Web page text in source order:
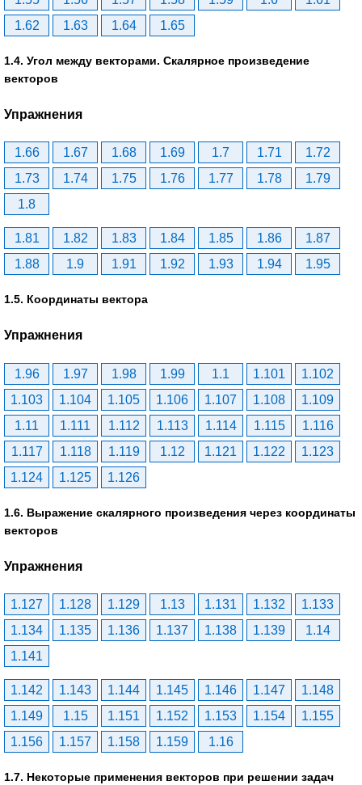
1.62
1.63 1.64 1.65
1.4. Угол между векторами. Скалярное произведение
векторов
Упражнения
1.66 1.67 1.68 1.69 1.7 1.71
1.72
1.73
1.74 1.75 1.76 1.77 1.78
1.79
1.8
1.81 1.82 1.83 1.84 1.85 1.86
1.87
1.88
1.9 1.91 1.92 1.93 1.94 1.95
1.5. Координаты вектора
Упражнения
1.96 1.97 1.98 1.99 1.1 1.101
1.102
1.103
1.104 1.105 1.106 1.107 1.108
1.109
1.11
1.111 1.112 1.113 1.114 1.115
1.116
1.117
1.118 1.119 1.12 1.121 1.122
1.123
1.124
1.125 1.126
1.6. Выражение скалярного произведения через координаты
векторов
Упражнения
1.127 1.128 1.129 1.13 1.131 1.132
1.133
1.134
1.135 1.136 1.137 1.138 1.139
1.14
1.141
1.142 1.143 1.144 1.145 1.146 1.147
1.148
1.149
1.15 1.151 1.152 1.153 1.154
1.155
1.156
1.157 1.158 1.159 1.16
1.7. Некоторые применения векторов при решении задач